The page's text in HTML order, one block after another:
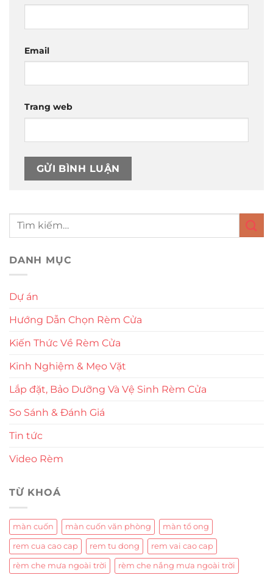
Email
Trang web
DANH MỤC
Dự án
Hướng Dẫn Chọn Rèm Cửa
Kiến Thức Về Rèm Cửa
Kinh Nghiệm & Mẹo Vặt
Lắp đặt, Bảo Dưỡng Và Vệ Sinh Rèm Cửa
So Sánh & Đánh Giá
Tin tức
Video Rèm
TỪ KHOÁ
màn cuốn màn cuốn văn phòng màn tổ ong
rem cua cao cap rem tu dong rem vai cao cap
rèm che mưa ngoài trời rèm che nắng mưa ngoài trời